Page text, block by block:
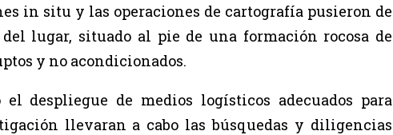
in situ y las operaciones de cartografía pusieron de
lugar, situado al pie de una formación rocosa de
y no acondicionados.
despliegue de medios logísticos adecuados para
llevaran a cabo las búsquedas y diligencias